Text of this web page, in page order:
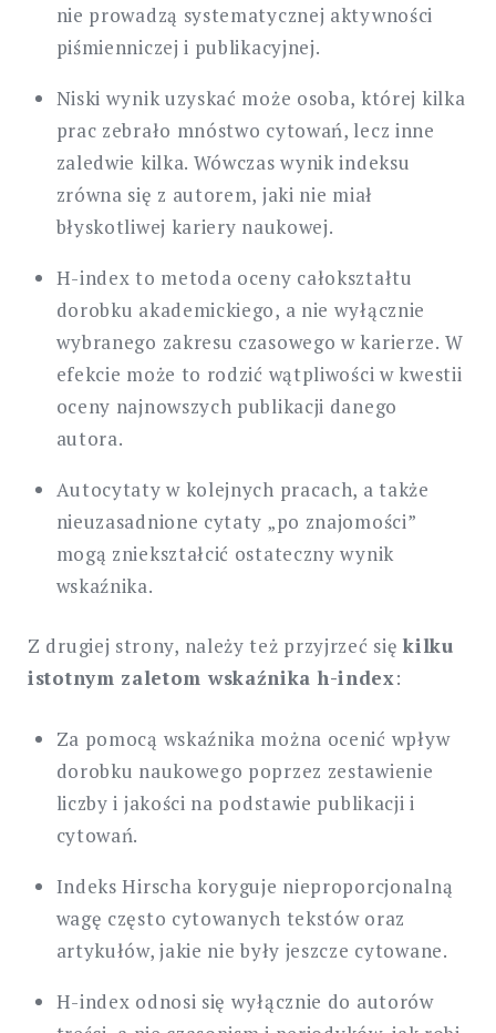
nie prowadzą systematycznej aktywności
piśmienniczej i publikacyjnej.
Niski wynik uzyskać może osoba, której kilka
prac zebrało mnóstwo cytowań, lecz inne
zaledwie kilka. Wówczas wynik indeksu
zrówna się z autorem, jaki nie miał
błyskotliwej kariery naukowej.
H-index to metoda oceny całokształtu
dorobku akademickiego, a nie wyłącznie
wybranego zakresu czasowego w karierze. W
efekcie może to rodzić wątpliwości w kwestii
oceny najnowszych publikacji danego
autora.
Autocytaty w kolejnych pracach, a także
nieuzasadnione cytaty „po znajomości”
mogą zniekształcić ostateczny wynik
wskaźnika.
Z drugiej strony, należy też przyjrzeć siękilku
istotnym zaletom wskaźnika h-index:
Za pomocą wskaźnika można ocenić wpływ
dorobku naukowego poprzez zestawienie
liczby i jakości na podstawie publikacji i
cytowań.
Indeks Hirscha koryguje nieproporcjonalną
wagę często cytowanych tekstów oraz
artykułów, jakie nie były jeszcze cytowane.
H-index odnosi się wyłącznie do autorów